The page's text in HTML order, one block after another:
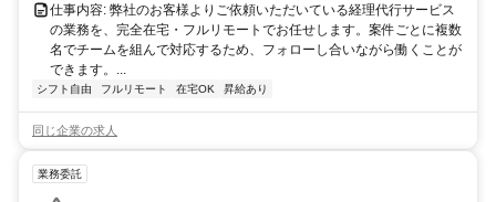
仕事内容: 弊社のお客様よりご依頼いただいている経理代行サービス
の業務を、完全在宅・フルリモートでお任せします。案件ごとに複数
名でチームを組んで対応するため、フォローし合いながら働くことが
できます。...
シフト自由 フルリモート 在宅OK 昇給あり
同じ企業の求人
業務委託